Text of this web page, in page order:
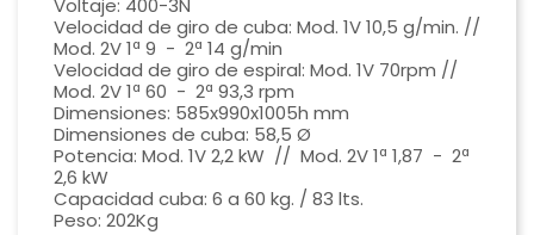
Voltaje: 400-3N
Velocidad de giro de cuba: Mod. 1V 10,5 g/min. //
Mod. 2V 1ª 9 - 2ª 14 g/min
Velocidad de giro de espiral: Mod. 1V 70rpm //
Mod. 2V 1ª 60 - 2ª 93,3 rpm
Dimensiones: 585x990x1005h mm
Dimensiones de cuba: 58,5 Ø
Potencia: Mod. 1V 2,2 kW // Mod. 2V 1ª 1,87 - 2ª
2,6 kW
Capacidad cuba: 6 a 60 kg. / 83 lts.
Peso: 202Kg